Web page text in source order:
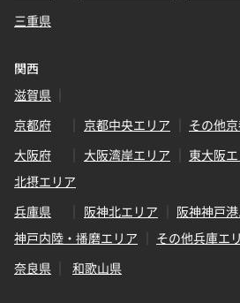
三重県
関西
滋賀県
京都府
京都中央エリア
その他
大阪府
大阪湾岸エリア 東大阪
北摂エリア
兵庫県
阪神北エリア
阪神神戸
神戸内陸・播磨エリア
その他兵庫エ
奈良県
和歌山県